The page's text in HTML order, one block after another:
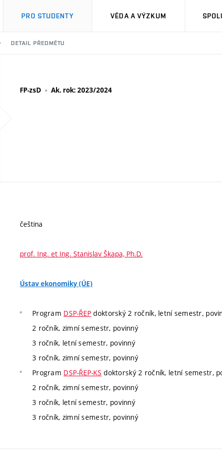
PRO STUDENTY VĚDA A VÝZKUM
DETAIL PŘEDMĚTU
FP-zsD Ak. rok: 2023/2024
čeština
prof. Ing. et Ing. Stanislav Škapa, Ph.D.
Ústav ekonomiky (ÚE)
Program DSP-ŘEP doktorský 2 ročník, letní semestr,
2 ročník, zimní semestr, povinný
3 ročník, letní semestr, povinný
3 ročník, zimní semestr, povinný
Program DSP-ŘEP-KS doktorský 2 ročník, letní semestr,
2 ročník, zimní semestr, povinný
3 ročník, letní semestr, povinný
3 ročník, zimní semestr, povinný